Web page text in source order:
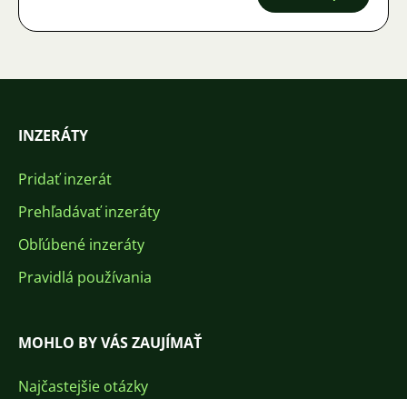
INZERÁTY
Pridať inzerát
Prehľadávať inzeráty
Obľúbené inzeráty
Pravidlá používania
MOHLO BY VÁS ZAUJÍMAŤ
Najčastejšie otázky